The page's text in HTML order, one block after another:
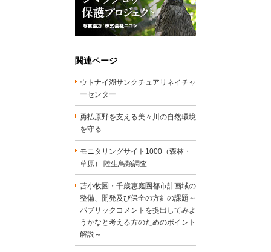
関連ページ
ウトナイ湖サンクチュアリネイチャ
ーセンター
勇払原野を支える美々川の自然環境
を守る
モニタリングサイト1000（森林・
草原） 陸生鳥類調査
苫小牧圏・千歳恵庭圏都市計画域の
整備、開発及び保全の方針の課題～
パブリックコメントを提出してみよ
うかなと考える方のためのポイント
解説～